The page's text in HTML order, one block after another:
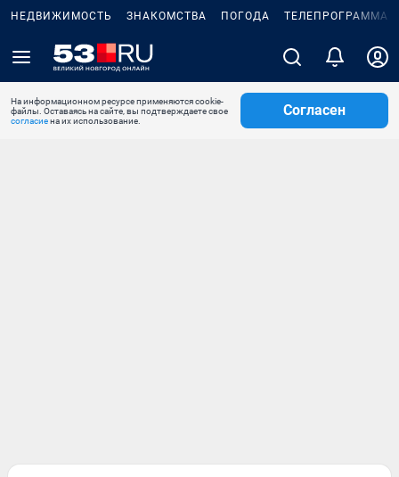
НЕДВИЖИМОСТЬ ЗНАКОМСТВА ПОГОДА ТЕЛЕПРОГРАММА
На информационном ресурсе применяются cookie-
файлы. Оставаясь на сайте, вы подтверждаете свое
согласиена их использование.
Согласен